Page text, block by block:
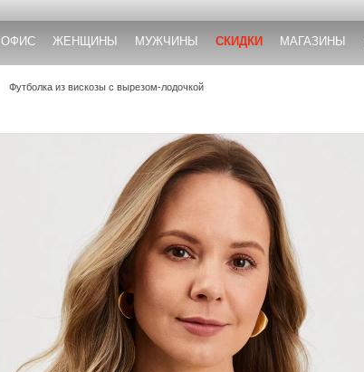
ОФИС ЖЕНЩИНЫ МУЖЧИНЫ СКИДКИ МАГАЗИНЫ
Футболка из вискозы с вырезом-лодочкой